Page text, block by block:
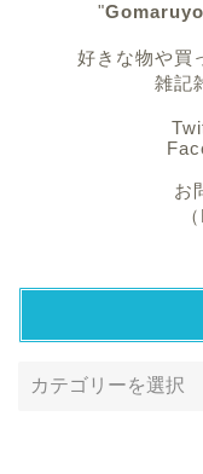
"
好きな物や買
雑記
お